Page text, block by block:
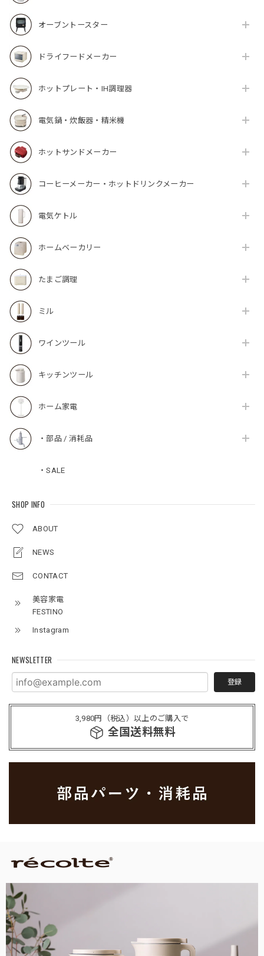
オーブントースター
ドライフードメーカー
ホットプレート・IH調理器
電気鍋・炊飯器・精米機
ホットサンドメーカー
コーヒーメーカー・ホットドリンクメーカー
電気ケトル
ホームベーカリー
たまご調理
ミル
ワインツール
キッチンツール
ホーム家電
・部品 / 消耗品
・SALE
SHOP INFO
ABOUT
NEWS
CONTACT
美容家電
FESTINO
Instagram
NEWSLETTER
登録
3,980円（税込）以上のご購入で
全国送料無料